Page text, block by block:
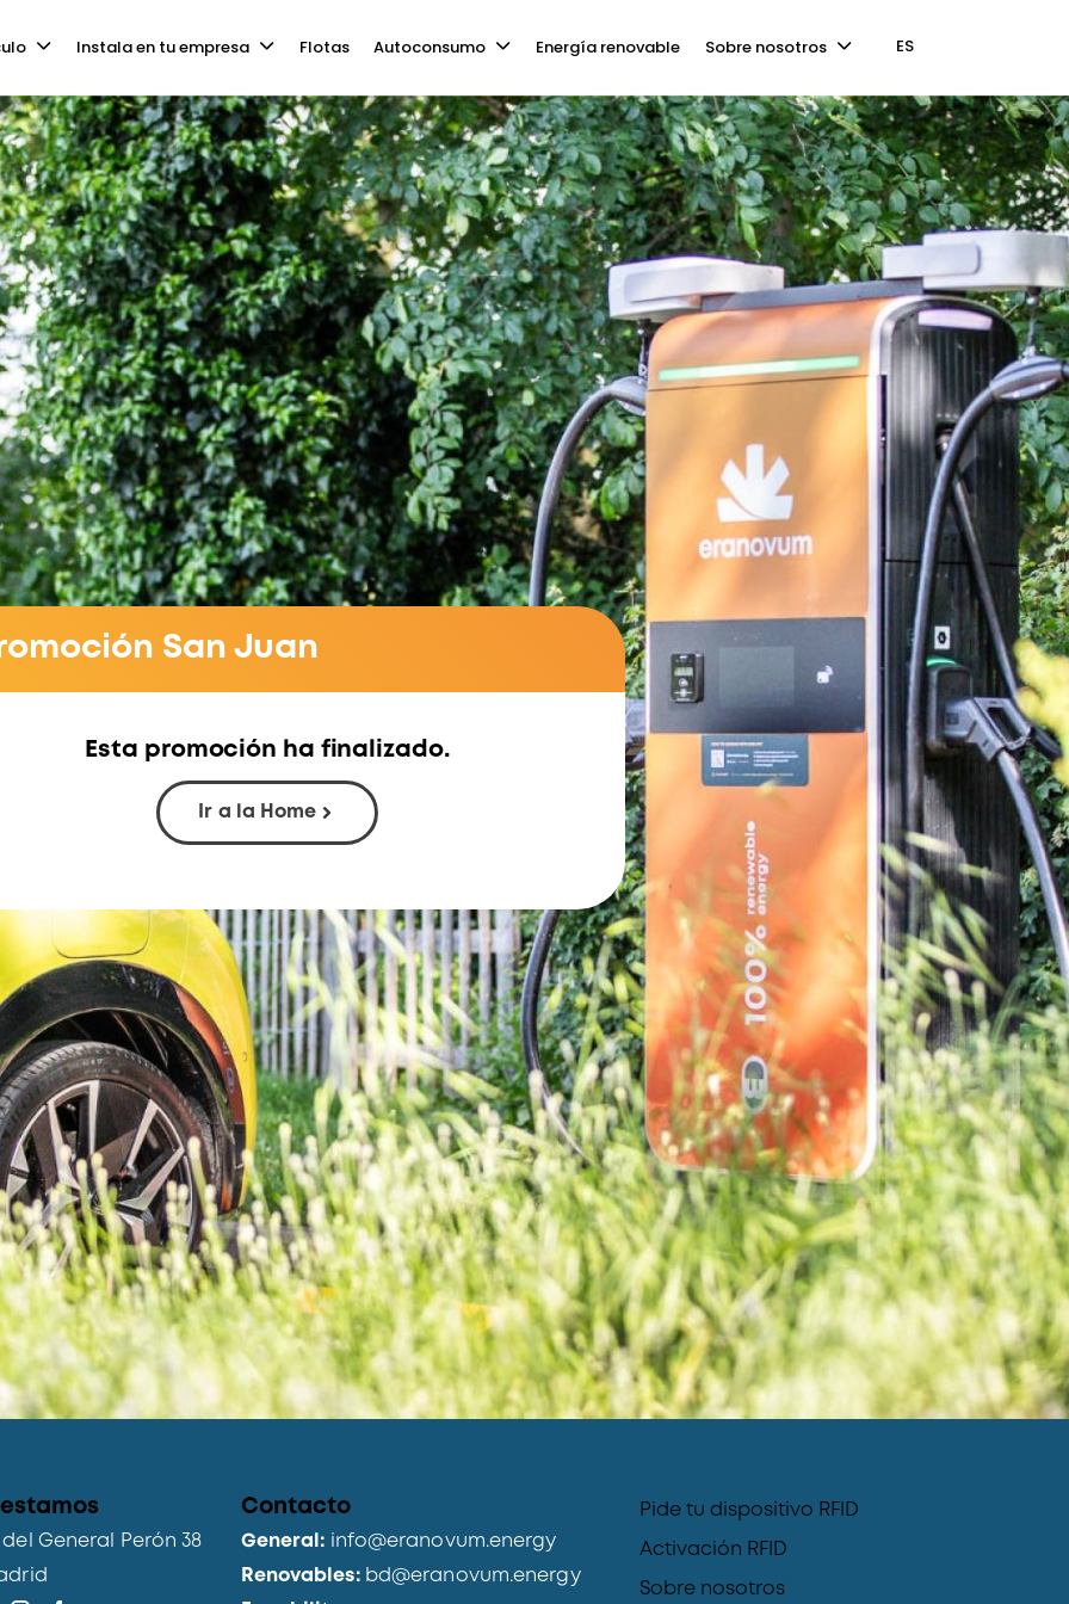
Instala en tu empresa Flotas Autoconsumo Energía renovable Sobre nosotros ES
San Juan
Esta promoción ha finalizado.
Ir a la Home
General Perón 38
Contacto
General: info@eranovum.energy
Renovables:bd@eranovum.energy
Pide tu dispositivo RFID
Activación RFID
Sobre nosotros